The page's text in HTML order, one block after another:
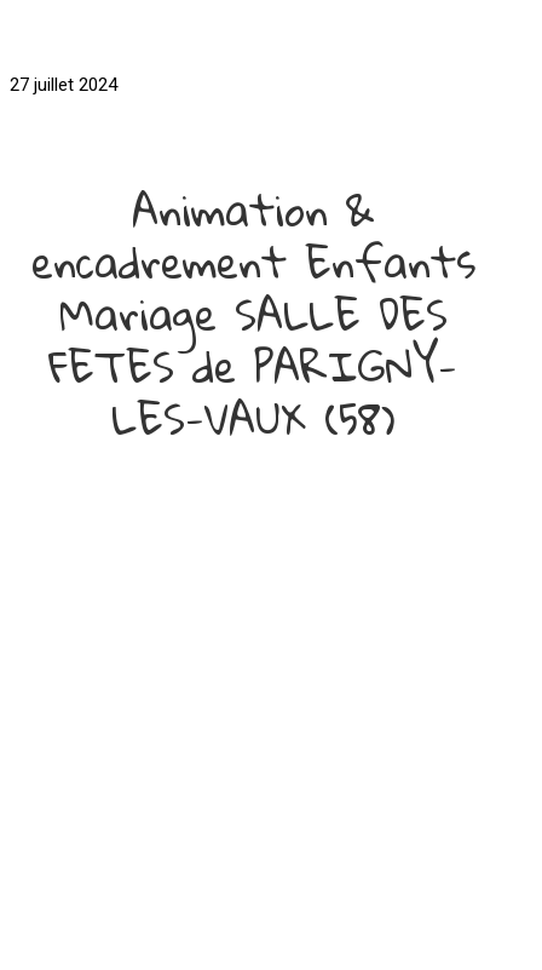
27 juillet 2024
Animation &
encadrement Enfants
Mariage SALLE DES
FETES de PARIGNY-
LES-VAUX (58)